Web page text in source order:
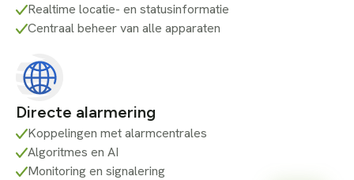
Realtime locatie- en statusinformatie
Centraal beheer van alle apparaten
Directe alarmering
Koppelingen met alarmcentrales
Algoritmes en AI
Monitoring en signalering